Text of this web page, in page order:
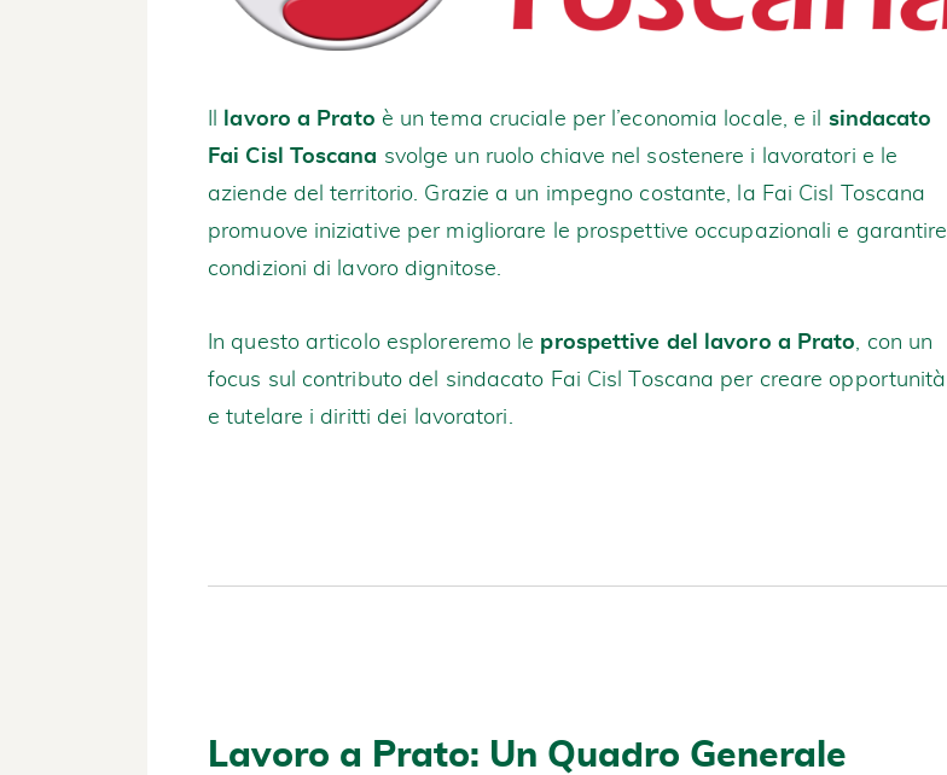
lavoro a Prato è un tema cruciale per l’economia locale, e il sindacato
Fai Cisl Toscana svolge un ruolo chiave nel sostenere i lavoratori e le
aziende del territorio. Grazie a un impegno costante, la Fai Cisl Toscana
promuove iniziative per migliorare le prospettive occupazionali e garantire
condizioni di lavoro dignitose.
In questo articolo esploreremo le prospettive del lavoro a Prato, con un
focus sul contributo del sindacato Fai Cisl Toscana per creare opportunità
e tutelare i diritti dei lavoratori.
Lavoro a Prato: Un Quadro Generale